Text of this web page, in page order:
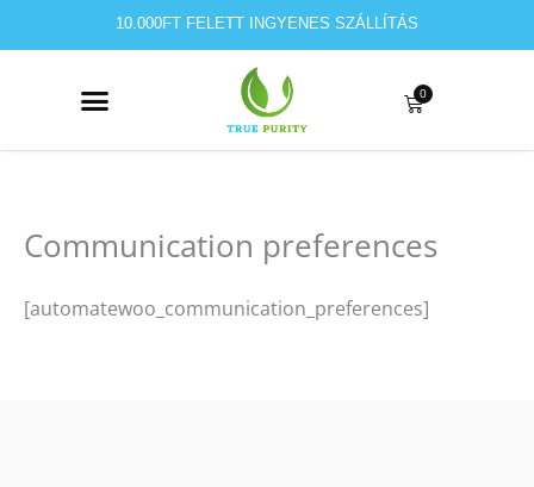
to
10.000FT FELETT INGYENES SZÁLLÍTÁS
0
Kosár
Communication preferences
[automatewoo_communication_preferences]